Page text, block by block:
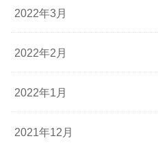
2022年3月
2022年2月
2022年1月
2021年12月